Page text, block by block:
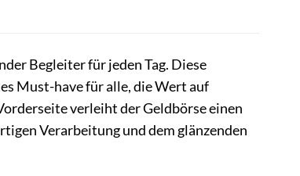
Begleiter für jeden Tag. Diese
Must-have für alle, die Wert auf
verleiht der Geldbörse einen
Verarbeitung und dem glänzenden